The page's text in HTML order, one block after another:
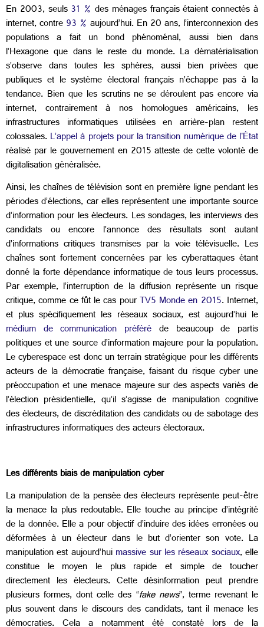
En 2003, seuls 31 % des ménages français étaient connectés à
internet, contre93 % aujourd’hui. En 20 ans, l’interconnexion des
populations a fait un bond phénoménal, aussi bien dans
l’Hexagone que dans le reste du monde. La dématérialisation
s’observe dans toutes les sphères, aussi bien privées que
publiques et le système électoral français n’échappe pas à la
tendance. Bien que les scrutins ne se déroulent pas encore via
internet, contrairement à nos homologues américains, les
infrastructures informatiques utilisées en arrière-plan restent
colossales.L’appel à projets pour la transition numérique de l'État
réalisé par le gouvernement en 2015 atteste de cette volonté de
digitalisation généralisée.
Ainsi, les chaînes de télévision sont en première ligne pendant les
périodes d’élections, car elles représentent une importante source
d’information pour les électeurs. Les sondages, les interviews des
candidats ou encore l’annonce des résultats sont autant
d’informations critiques transmises par la voie télévisuelle. Les
chaînes sont fortement concernées par les cyberattaques étant
donné la forte dépendance informatique de tous leurs processus.
Par exemple, l’interruption de la diffusion représente un risque
critique, comme ce fût le cas pourTV5 Monde en 2015. Internet,
et plus spécifiquement les réseaux sociaux, est aujourd’hui le
médium de communication préféré de beaucoup de partis
politiques et une source d’information majeure pour la population.
Le cyberespace est donc un terrain stratégique pour les différents
acteurs de la démocratie française, faisant du risque cyber une
préoccupation et une menace majeure sur des aspects variés de
l’élection présidentielle, qu’il s’agisse de manipulation cognitive
des électeurs, de discréditation des candidats ou de sabotage des
infrastructures informatiques des acteurs électoraux.
Les différents biais de manipulation cyber
La manipulation de la pensée des électeurs représente peut-être
la menace la plus redoutable. Elle touche au principe d’intégrité
de la donnée. Elle a pour objectif d’induire des idées erronées ou
déformées à un électeur dans le but d’orienter son vote. La
manipulation est aujourd’huimassive sur les réseaux sociaux, elle
constitue le moyen le plus rapide et simple de toucher
directement les électeurs. Cette désinformation peut prendre
plusieurs formes, dont celle des “fake news”, terme revenant le
plus souvent dans le discours des candidats, tant il menace les